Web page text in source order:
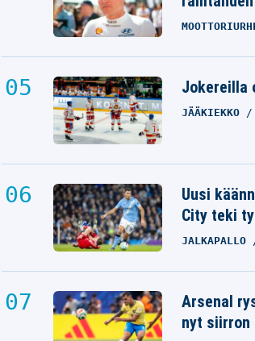
Jokereilla
JÄÄKIEKKO
Uusi
City teki
JALKAPALLO
Arsenal
nyt